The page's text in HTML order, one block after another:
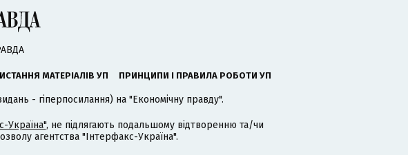
МАТЕРІАЛІВ УП ПРИНЦИПИ І ПРАВИЛА РОБОТИ УП
- гіперпосилання) на "Економічну правду".
Україна", не підлягають подальшому відтворенню та/чи
агентства "Інтерфакс-Україна".